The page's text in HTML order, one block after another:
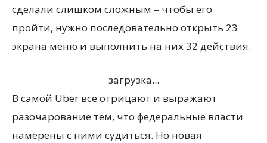
сделали слишком сложным – чтобы его
пройти, нужно последовательно открыть 23
экрана меню и выполнить на них 32 действия.
загрузка...
В самой Uber все отрицают и выражают
разочарование тем, что федеральные власти
намерены с ними судиться. Но новая